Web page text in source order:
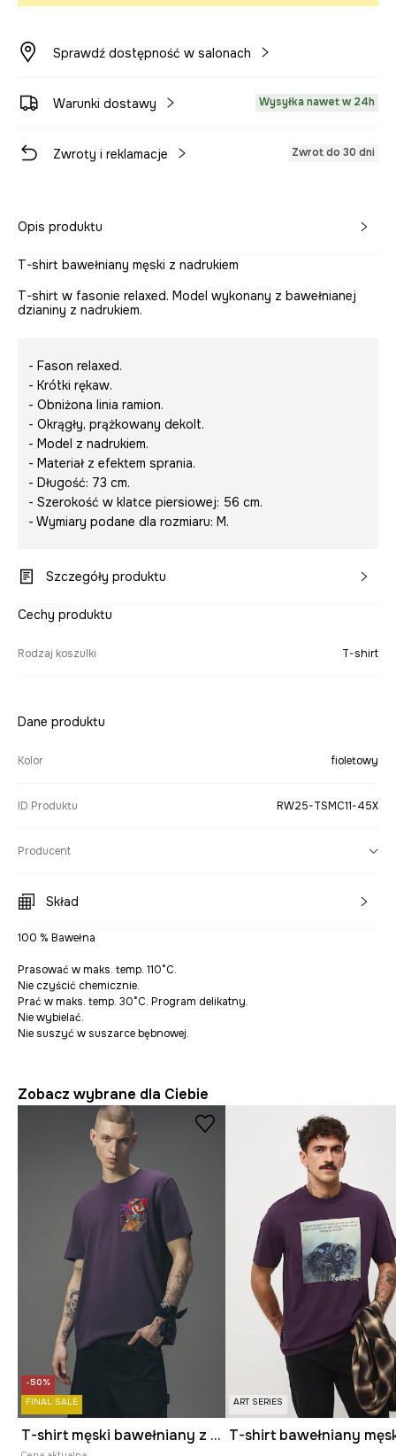
Sprawdź dostępność w salonach
Warunki dostawy Wysyłka nawet w 24h
Zwroty i reklamacje Zwrot do 30 dni
Opis produktu
T-shirt bawełniany męski z nadrukiem
T-shirt w fasonie relaxed. Model wykonany z bawełnianej
dzianiny z nadrukiem.
- Fason relaxed.
- Krótki rękaw.
- Obniżona linia ramion.
- Okrągły, prążkowany dekolt.
- Model z nadrukiem.
- Materiał z efektem sprania.
- Długość: 73 cm.
- Szerokość w klatce piersiowej: 56 cm.
- Wymiary podane dla rozmiaru: M.
Szczegóły produktu
Cechy produktu
Rodzaj koszulki T-shirt
Dane produktu
Kolor fioletowy
ID Produktu RW25-TSMC11-45X
Producent
Skład
100 % Bawełna
Prasować w maks. temp. 110°C.
Nie czyścić chemicznie.
Prać w maks. temp. 30°C. Program delikatny.
Nie wybielać.
Nie suszyć w suszarce bębnowej.
Zobacz wybrane dla Ciebie
-50%
FINAL SALE
T-shirt męski bawełniany z kolekcji Tattoo Art by Tuan Nguyen
ART SERIES